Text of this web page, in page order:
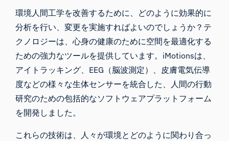
環境人間工学を改善するために、どのように効果的に
分析を行い、変更を実施すればよいのでしょうか？テ
クノロジーは、心身の健康のために空間を最適化する
ための強力なツールを提供しています。iMotionsは、
アイトラッキング、EEG（脳波測定）、皮膚電気伝導
度などの様々な生体センサーを統合した、人間の行動
研究のための包括的なソフトウェアプラットフォーム
を開発しました。
これらの技術は、人々が環境とどのように関わり合っ